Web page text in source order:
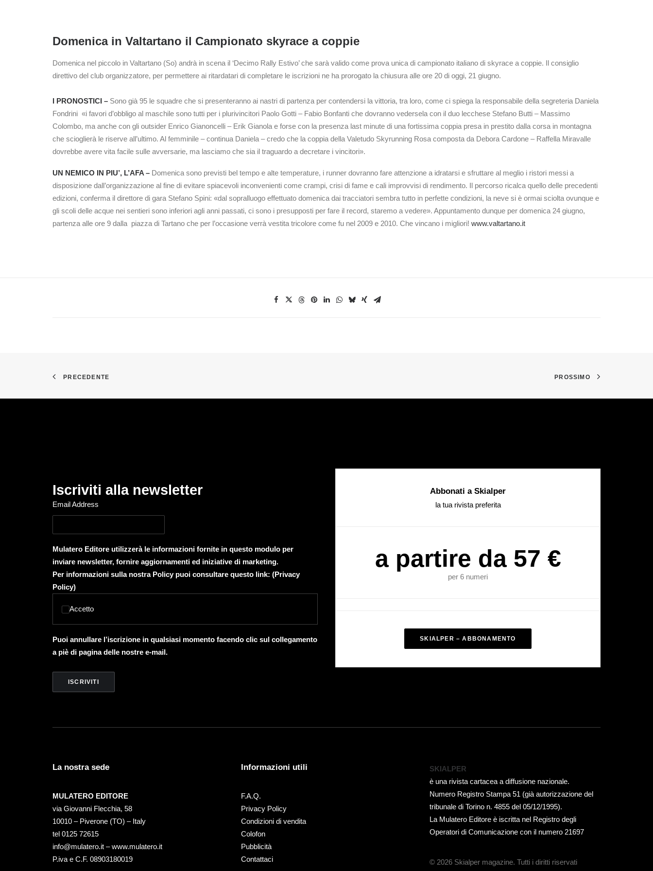
Domenica in Valtartano il Campionato skyrace a coppie
Domenica nel piccolo in Valtartano (So) andrà in scena il ‘Decimo Rally Estivo’ che sarà valido come prova unica di campionato italiano di skyrace a coppie. Il consiglio
direttivo del club organizzatore, per permettere ai ritardatari di completare le iscrizioni ne ha prorogato la chiusura alle ore 20 di oggi, 21 giugno.
I PRONOSTICI – Sono già 95 le squadre che si presenteranno ai nastri di partenza per contendersi la vittoria, tra loro, come ci spiega la responsabile della segreteria Daniela
Fondrini «i favori d’obbligo al maschile sono tutti per i plurivincitori Paolo Gotti – Fabio Bonfanti che dovranno vedersela con il duo lecchese Stefano Butti – Massimo
Colombo, ma anche con gli outsider Enrico Gianoncelli – Erik Gianola e forse con la presenza last minute di una fortissima coppia presa in prestito dalla corsa in montagna
che scioglierà le riserve all’ultimo. Al femminile – continua Daniela – credo che la coppia della Valetudo Skyrunning Rosa composta da Debora Cardone – Raffella Miravalle
dovrebbe avere vita facile sulle avversarie, ma lasciamo che sia il traguardo a decretare i vincitori».
UN NEMICO IN PIU’, L’AFA – Domenica sono previsti bel tempo e alte temperature, i runner dovranno fare attenzione a idratarsi e sfruttare al meglio i ristori messi a
disposizione dall’organizzazione al fine di evitare spiacevoli inconvenienti come crampi, crisi di fame e cali improvvisi di rendimento. Il percorso ricalca quello delle precedenti
edizioni, conferma il direttore di gara Stefano Spini: «dal sopralluogo effettuato domenica dai tracciatori sembra tutto in perfette condizioni, la neve si è ormai sciolta ovunque e
gli scoli delle acque nei sentieri sono inferiori agli anni passati, ci sono i presupposti per fare il record, staremo a vedere». Appuntamento dunque per domenica 24 giugno,
partenza alle ore 9 dalla piazza di Tartano che per l’occasione verrà vestita tricolore come fu nel 2009 e 2010. Che vincano i migliori! www.valtartano.it
PRECEDENTE PROSSIMO
Iscriviti alla newsletter
Email Address
Mulatero Editore utilizzerà le informazioni fornite in questo modulo per
inviare newsletter, fornire aggiornamenti ed iniziative di marketing.
Per informazioni sulla nostra Policy puoi consultare questo link: (Privacy
Policy)
Accetto
Puoi annullare l’iscrizione in qualsiasi momento facendo clic sul collegamento
a piè di pagina delle nostre e-mail.
Abbonati a Skialper
la tua rivista preferita
a partire da 57 €
per 6 numeri
SKIALPER – ABBONAMENTO
La nostra sede
MULATERO EDITORE
via Giovanni Flecchia, 58
10010 – Piverone (TO) – Italy
tel ‭0125 72615‬
info@mulatero.it –www.mulatero.it
P.iva e C.F. 08903180019
Informazioni utili
F.A.Q.
Privacy Policy
Condizioni di vendita
Colofon
Pubblicità
Contattaci
SKIALPER
è una rivista cartacea a diffusione nazionale.
Numero Registro Stampa 51 (già autorizzazione del
tribunale di Torino n. 4855 del 05/12/1995).
La Mulatero Editore è iscritta nel Registro degli
Operatori di Comunicazione con il numero 21697
© 2026 Skialper magazine. Tutti i diritti riservati